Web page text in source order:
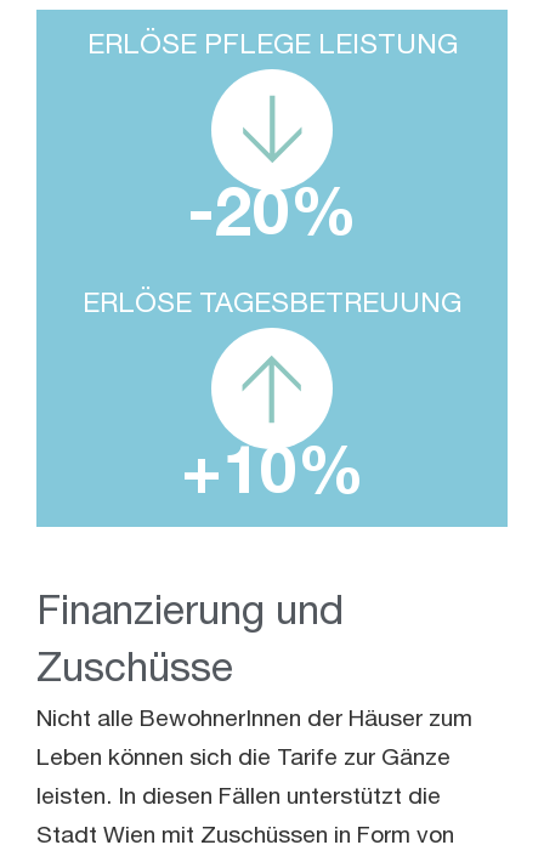
ERLÖSE PFLEGE LEISTUNG
-20%
ERLÖSE TAGESBETREUUNG
+10%
Finanzierung und
Zuschüsse
Nicht alle BewohnerInnen der Häuser zum
Leben können sich die Tarife zur Gänze
leisten. In diesen Fällen unterstützt die
Stadt Wien mit Zuschüssen in Form von